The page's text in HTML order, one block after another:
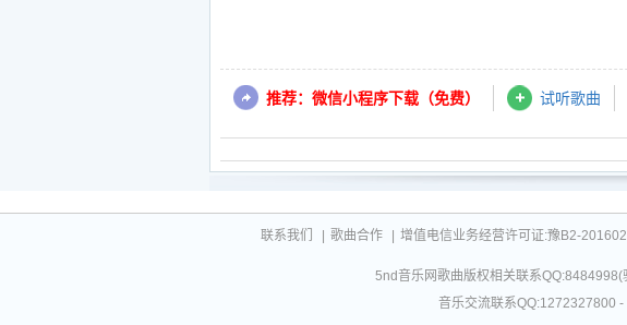
推荐：微信小程序下载（免费） 试听歌曲
联系我们 歌曲合作 增值电信业务经营许可证:豫B2-
5nd音乐网歌曲版权相关联系
音乐交流联系QQ:1272327800